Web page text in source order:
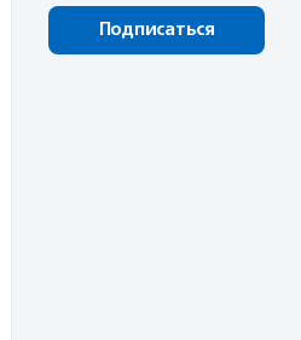
Подписаться